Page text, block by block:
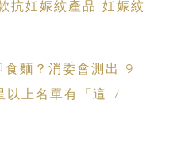
抗妊娠紋產品 妊娠紋
食麵？消委會測出 9
以上名單有「這 7